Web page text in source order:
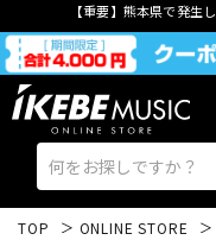
【重要】熊本県で発生
TOP ONLINE STORE